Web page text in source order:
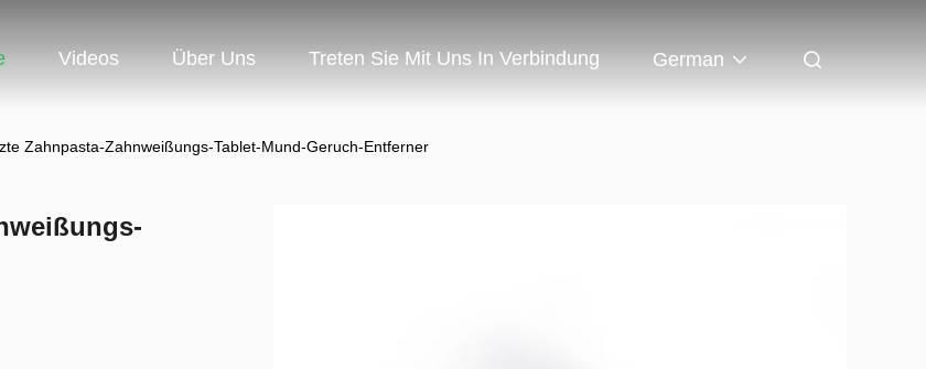
Videos Über Uns Treten Sie Mit Uns In Verbindung German
Zahnpasta-Zahnweißungs-Tablet-Mund-Geruch-Entferner